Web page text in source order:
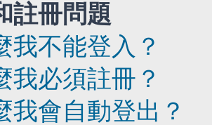
註冊問題
我不能登入？
我必須註冊？
我會自動登出？